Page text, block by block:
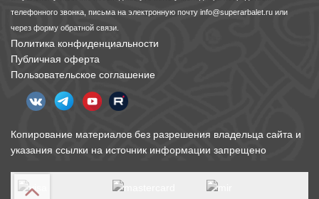
телефонного звонка, письма на электронную почту info@superarbalet.ru или
через форму обратной связи.
Политика конфиденциальности
Публичная оферта
Пользовательское соглашение
Копирование материалов без разрешения владельца сайта и
указания ссылки на источник информации запрещено